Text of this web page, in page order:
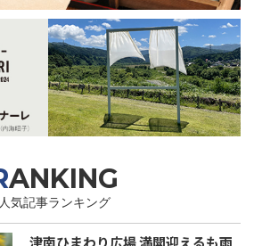
RANKING
人気記事ランキング
津南ひまわり広場 満開迎えるも雨